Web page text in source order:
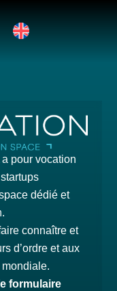
pour vocation
dédié et
connaître et
d’ordre et aux
formulaire